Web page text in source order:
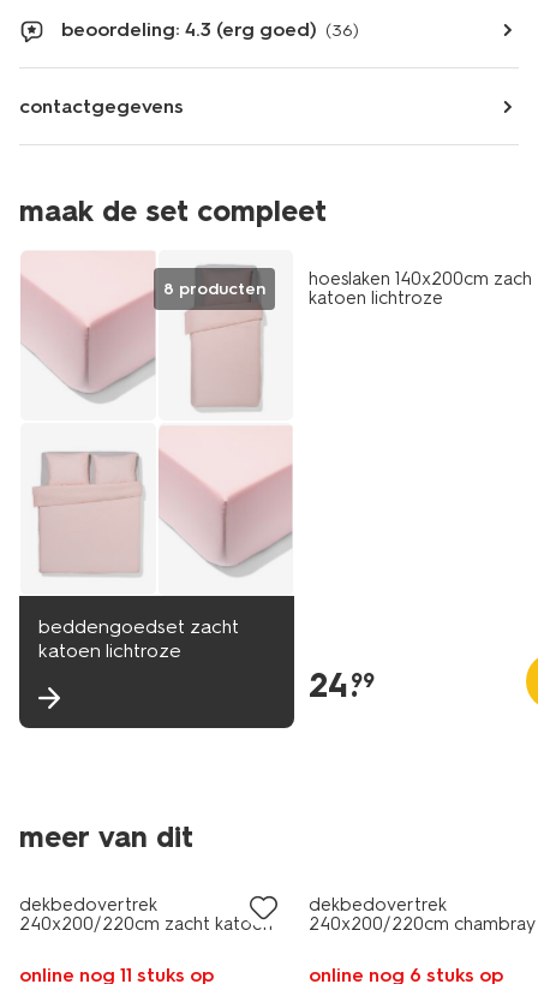
beoordeling: 4.3 (erg goed) (36)
contactgegevens
maak de set compleet
8 producten
beddengoedset zacht
katoen lichtroze
hoeslaken 140x200cm
katoen lichtroze
24.
99
meer van dit
dekbedovertrek
240x200/220cm zacht katoen
online nog 11 stuks op
dekbedovertrek
240x200/220cm chambray
online nog 6 stuks op